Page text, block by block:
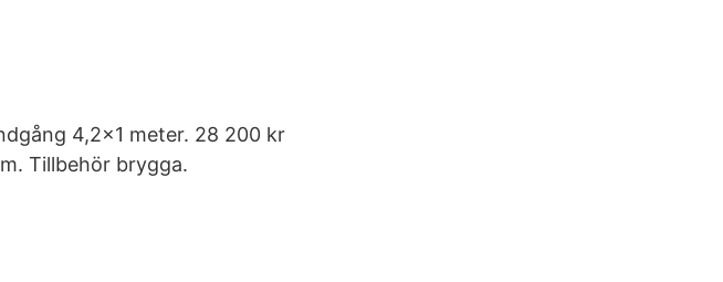
4,2x1 meter. 28 200 kr
Tillbehör brygga.